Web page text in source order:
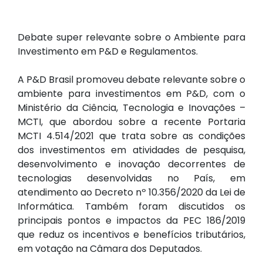
Debate super relevante sobre o Ambiente para
Investimento em P&D e Regulamentos.
A P&D Brasil promoveu debate relevante sobre o
ambiente para investimentos em P&D, com o
Ministério da Ciência, Tecnologia e Inovações –
MCTI, que abordou sobre a recente Portaria
MCTI 4.514/2021 que trata sobre as condições
dos investimentos em atividades de pesquisa,
desenvolvimento e inovação decorrentes de
tecnologias desenvolvidas no País, em
atendimento ao Decreto nº 10.356/2020 da Lei de
Informática. Também foram discutidos os
principais pontos e impactos da PEC 186/2019
que reduz os incentivos e benefícios tributários,
em votação na Câmara dos Deputados.